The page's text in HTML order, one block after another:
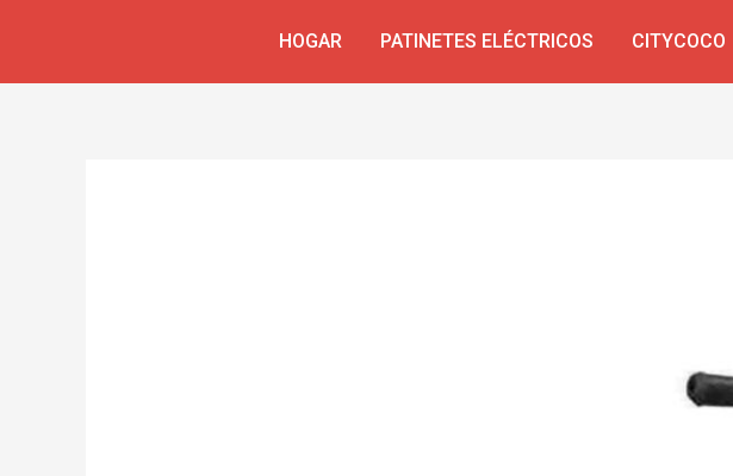
HOGAR PATINETES ELÉCTRICOS CITYCOCO